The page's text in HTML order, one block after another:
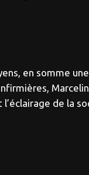
en somme
de la